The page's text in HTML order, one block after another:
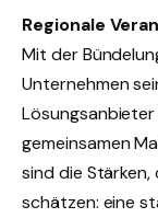
Regionale
Mit der
Unternehmen
gemeinsamen
sind die
schätzen: eine